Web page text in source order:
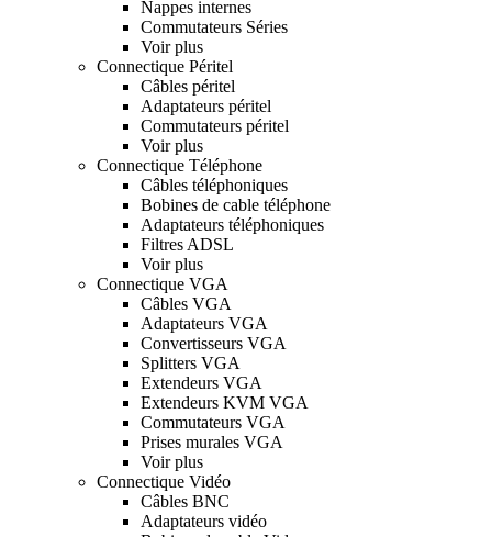
Nappes internes
Commutateurs Séries
Voir plus
Connectique Péritel
Câbles péritel
Adaptateurs péritel
Commutateurs péritel
Voir plus
Connectique Téléphone
Câbles téléphoniques
Bobines de cable téléphone
Adaptateurs téléphoniques
Filtres ADSL
Voir plus
Connectique VGA
Câbles VGA
Adaptateurs VGA
Convertisseurs VGA
Splitters VGA
Extendeurs VGA
Extendeurs KVM VGA
Commutateurs VGA
Prises murales VGA
Voir plus
Connectique Vidéo
Câbles BNC
Adaptateurs vidéo